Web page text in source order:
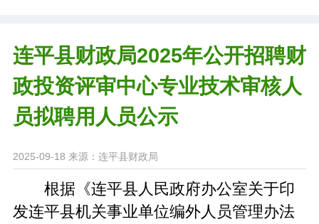
连平县财政局2025年公开招聘财
政投资评审中心专业技术审核人
员拟聘用人员公示
2025-09-18 来源：连平县财政局
根据《连平县人民政府办公室关于印
发连平县机关事业单位编外人员管理办法